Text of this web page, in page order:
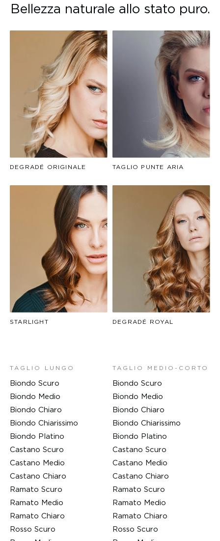
Bellezza naturale allo stato puro.
DEGRADÉ ORIGINALE TAGLIO PUNTE ARIA
STARLIGHT DEGRADÉ ROYAL
TAGLIO LUNGO
Biondo Scuro
Biondo Medio
Biondo Chiaro
Biondo Chiarissimo
Biondo Platino
Castano Scuro
Castano Medio
Castano Chiaro
Ramato Scuro
Ramato Medio
Ramato Chiaro
Rosso Scuro
TAGLIO MEDIO-CORTO
Biondo Scuro
Biondo Medio
Biondo Chiaro
Biondo Chiarissimo
Biondo Platino
Castano Scuro
Castano Medio
Castano Chiaro
Ramato Scuro
Ramato Medio
Ramato Chiaro
Rosso Scuro